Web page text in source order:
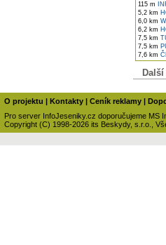
115 m
5,2 km
6,0 km
6,2 km
7,5 km
7,5 km
7,6 km
O projektu | Kontakty | Ceník reklamy |
Pro server InfoJeseniky.cz doporučujeme MS
Copyright (C) 1998-2026 its Beskydy, s.r.o.,